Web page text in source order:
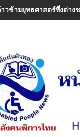
าวข้ามยุทธศาสตร์พึ่งต่าง